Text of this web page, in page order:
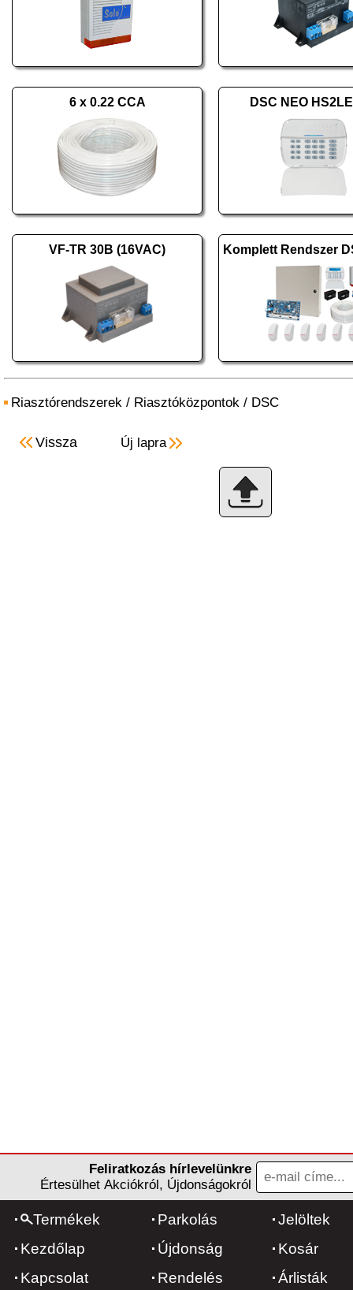
6 x 0.22 CCA DSC NEO
VF-TR 30B (16VAC)
Riasztórendszerek / Riasztóközpontok / DSC
Vissza Új lapra
Feliratkozás hírlevelünkre
Értesülhet Akciókról, Újdonságokról
Termékek
Kezdőlap
Kapcsolat
Parkolás
Újdonság
Rendelés
Jelöltek
Kosár
Árlisták